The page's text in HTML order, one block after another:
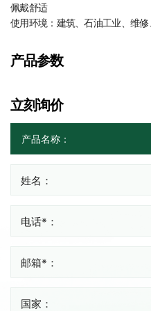
佩戴舒适
使用环境：建筑、石油工业、维
产品参数
立刻询价
姓名：
电话*：
邮箱*：
国家：